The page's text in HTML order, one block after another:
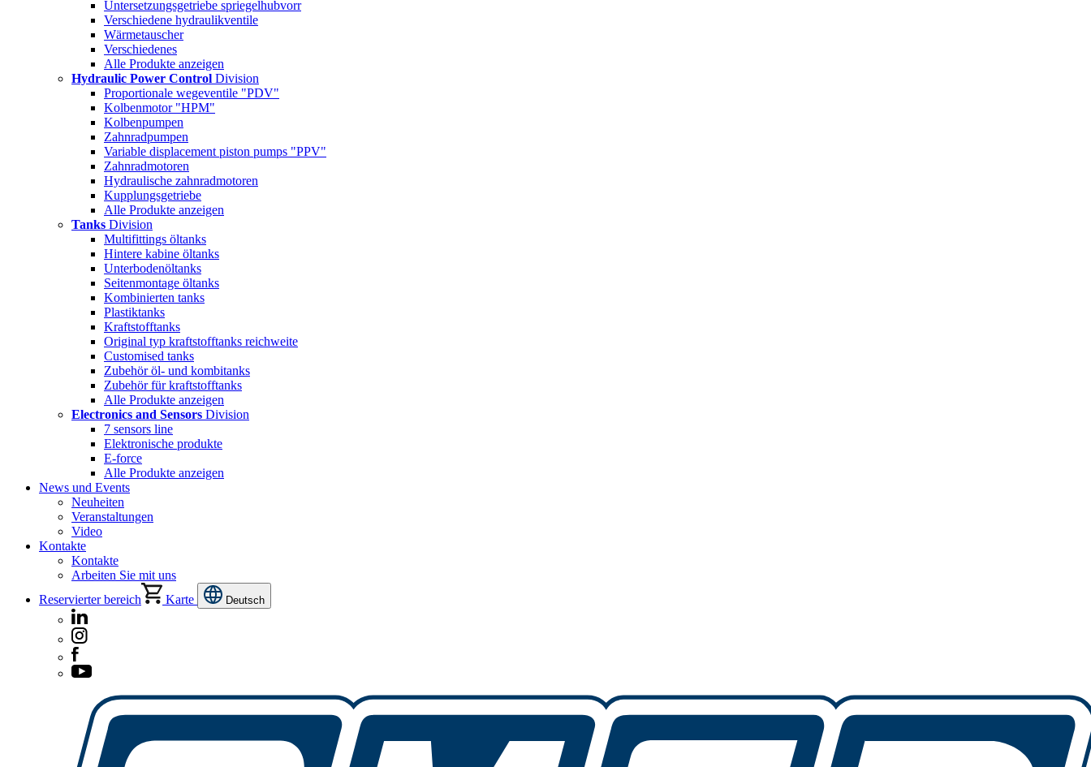
Untersetzungsgetriebe spriegelhubvorr
Verschiedene hydraulikventile
Wärmetauscher
Verschiedenes
Alle Produkte anzeigen
Hydraulic Power Control Division
Proportionale wegeventile "PDV"
Kolbenmotor "HPM"
Kolbenpumpen
Zahnradpumpen
Variable displacement piston pumps "PPV"
Zahnradmotoren
Hydraulische zahnradmotoren
Kupplungsgetriebe
Alle Produkte anzeigen
Tanks Division
Multifittings öltanks
Hintere kabine öltanks
Unterbodenöltanks
Seitenmontage öltanks
Kombinierten tanks
Plastiktanks
Kraftstofftanks
Original typ kraftstofftanks reichweite
Customised tanks
Zubehör öl- und kombitanks
Zubehör für kraftstofftanks
Alle Produkte anzeigen
Electronics and Sensors Division
7 sensors line
Elektronische produkte
E-force
Alle Produkte anzeigen
News und Events
Neuheiten
Veranstaltungen
Video
Kontakte
Kontakte
Arbeiten Sie mit uns
Reservierter bereich
Karte Deutsch